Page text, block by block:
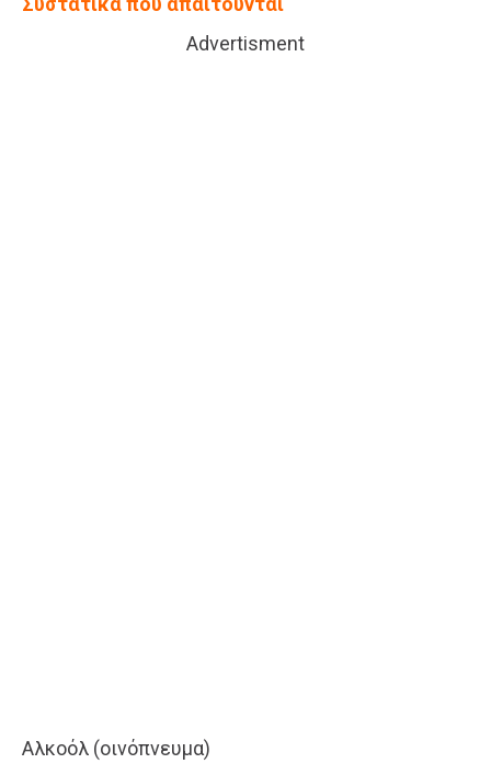
Advertisment
Αλκοόλ (οινόπνευμα)